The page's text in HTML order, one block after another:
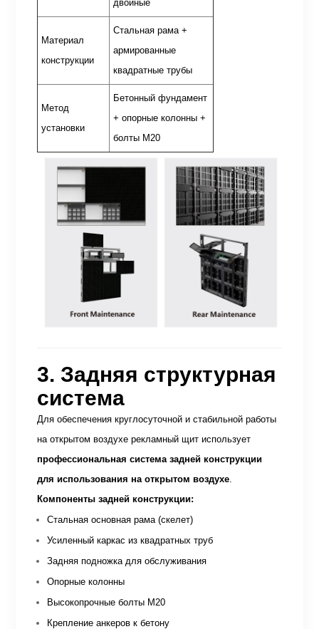
двойные
Материал
конструкции
Стальная рама +
армированные
квадратные трубы
Метод
установки
Бетонный фундамент
+ опорные колонны +
болты М20
3. Задняя структурная
система
Для обеспечения круглосуточной и стабильной работы
на открытом воздухе рекламный щит использует
профессиональная система задней конструкции
для использования на открытом воздухе
Компоненты задней конструкции:
Стальная основная рама (скелет)
Усиленный каркас из квадратных труб
Задняя подножка для обслуживания
Опорные колонны
Высокопрочные болты М20
Крепление анкеров к бетону